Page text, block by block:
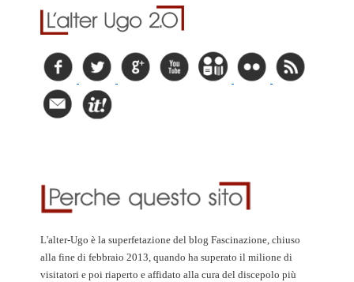
L'alter-Ugo è la superfetazione del blog Fascinazione, chiuso
alla fine di febbraio 2013, quando ha superato il milione di
visitatori e poi riaperto e affidato alla cura del discepolo più